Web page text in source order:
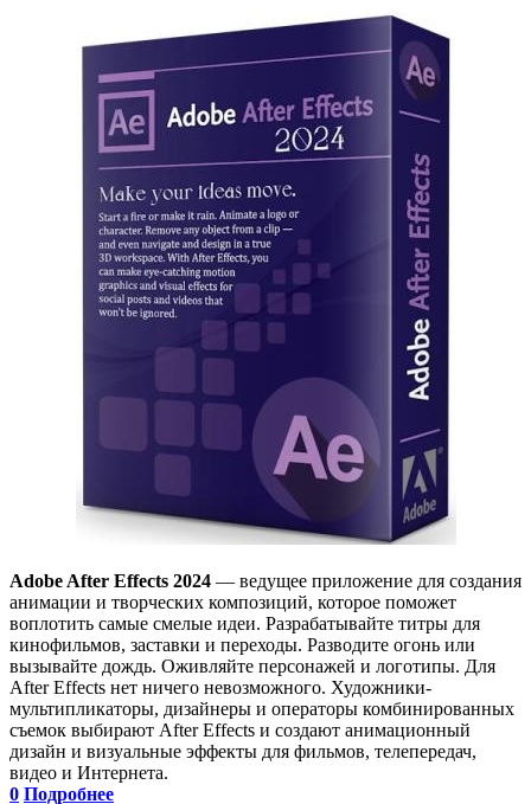
Adobe After Effects 2024 — ведущее приложение для создания
анимации и творческих композиций, которое поможет
воплотить самые смелые идеи. Разрабатывайте титры для
кинофильмов, заставки и переходы. Разводите огонь или
вызывайте дождь. Оживляйте персонажей и логотипы. Для
After Effects нет ничего невозможного. Художники-
мультипликаторы, дизайнеры и операторы комбинированных
съемок выбирают After Effects и создают анимационный
дизайн и визуальные эффекты для фильмов, телепередач,
видео и Интернета.
0 Подробнее